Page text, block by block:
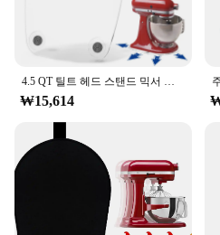
**Unmatched Versatility
The KitchenAid 5Q Tilt
powerhouse in the kitchen,
wide range of mixing tasks
stainless steel construction
durability, while the tilt head
access to the bowl and
add ingredients or switch
With a powerful motor and
this mixer is ideal for
cream to kneading dough,
needs with precision.
₩15,614